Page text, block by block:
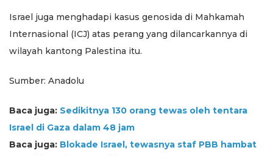
Israel juga menghadapi kasus genosida di Mahkamah
Internasional (ICJ) atas perang yang dilancarkannya di
wilayah kantong Palestina itu.
Sumber: Anadolu
Baca juga: Sedikitnya 130 orang tewas oleh tentara
Israel di Gaza dalam 48 jam
Baca juga: Blokade Israel, tewasnya staf PBB hambat